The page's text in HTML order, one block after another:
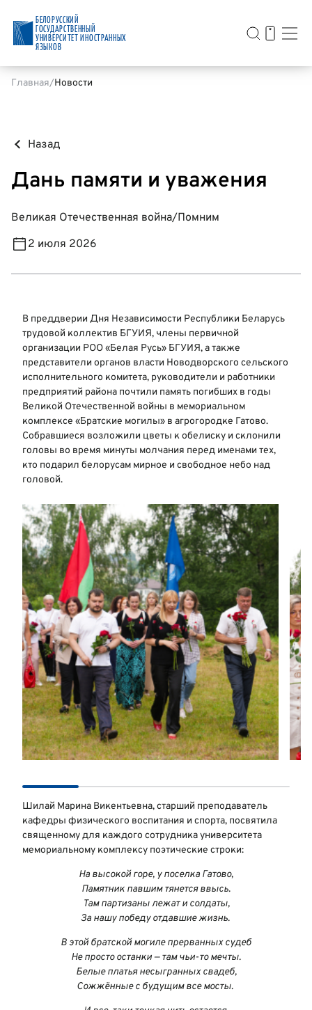
БЕЛОРУССКИЙ
ГОСУДАРСТВЕННЫЙ
УНИВЕРСИТЕТ ИНОСТРАННЫХ
ЯЗЫКОВ
Главная Новости
Назад
Дань памяти и уважения
Великая Отечественная война/Помним
2 июля 2026
В преддверии Дня Независимости Республики Беларусь
трудовой коллектив БГУИЯ, члены первичной
организации РОО «Белая Русь» БГУИЯ, а также
представители органов власти Новодворского сельского
исполнительного комитета, руководители и работники
предприятий района почтили память погибших в годы
Великой Отечественной войны в мемориальном
комплексе «Братские могилы» в агрогородке Гатово.
Собравшиеся возложили цветы к обелиску и склонили
головы во время минуты молчания перед именами тех,
кто подарил белорусам мирное и свободное небо над
головой.
Шилай Марина Викентьевна, старший преподаватель
кафедры физического воспитания и спорта, посвятила
священному для каждого сотрудника университета
мемориальному комплексу поэтические строки:
На высокой горе, у поселка Гатово,
Памятник павшим тянется ввысь.
Там партизаны лежат и солдаты,
За нашу победу отдавшие жизнь.
В этой братской могиле прерванных судеб
Не просто останки — там чьи-то мечты.
Белые платья несыгранных свадеб,
Сожжённые с будущим все мосты.